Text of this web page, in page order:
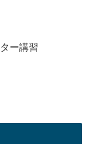
ー講習